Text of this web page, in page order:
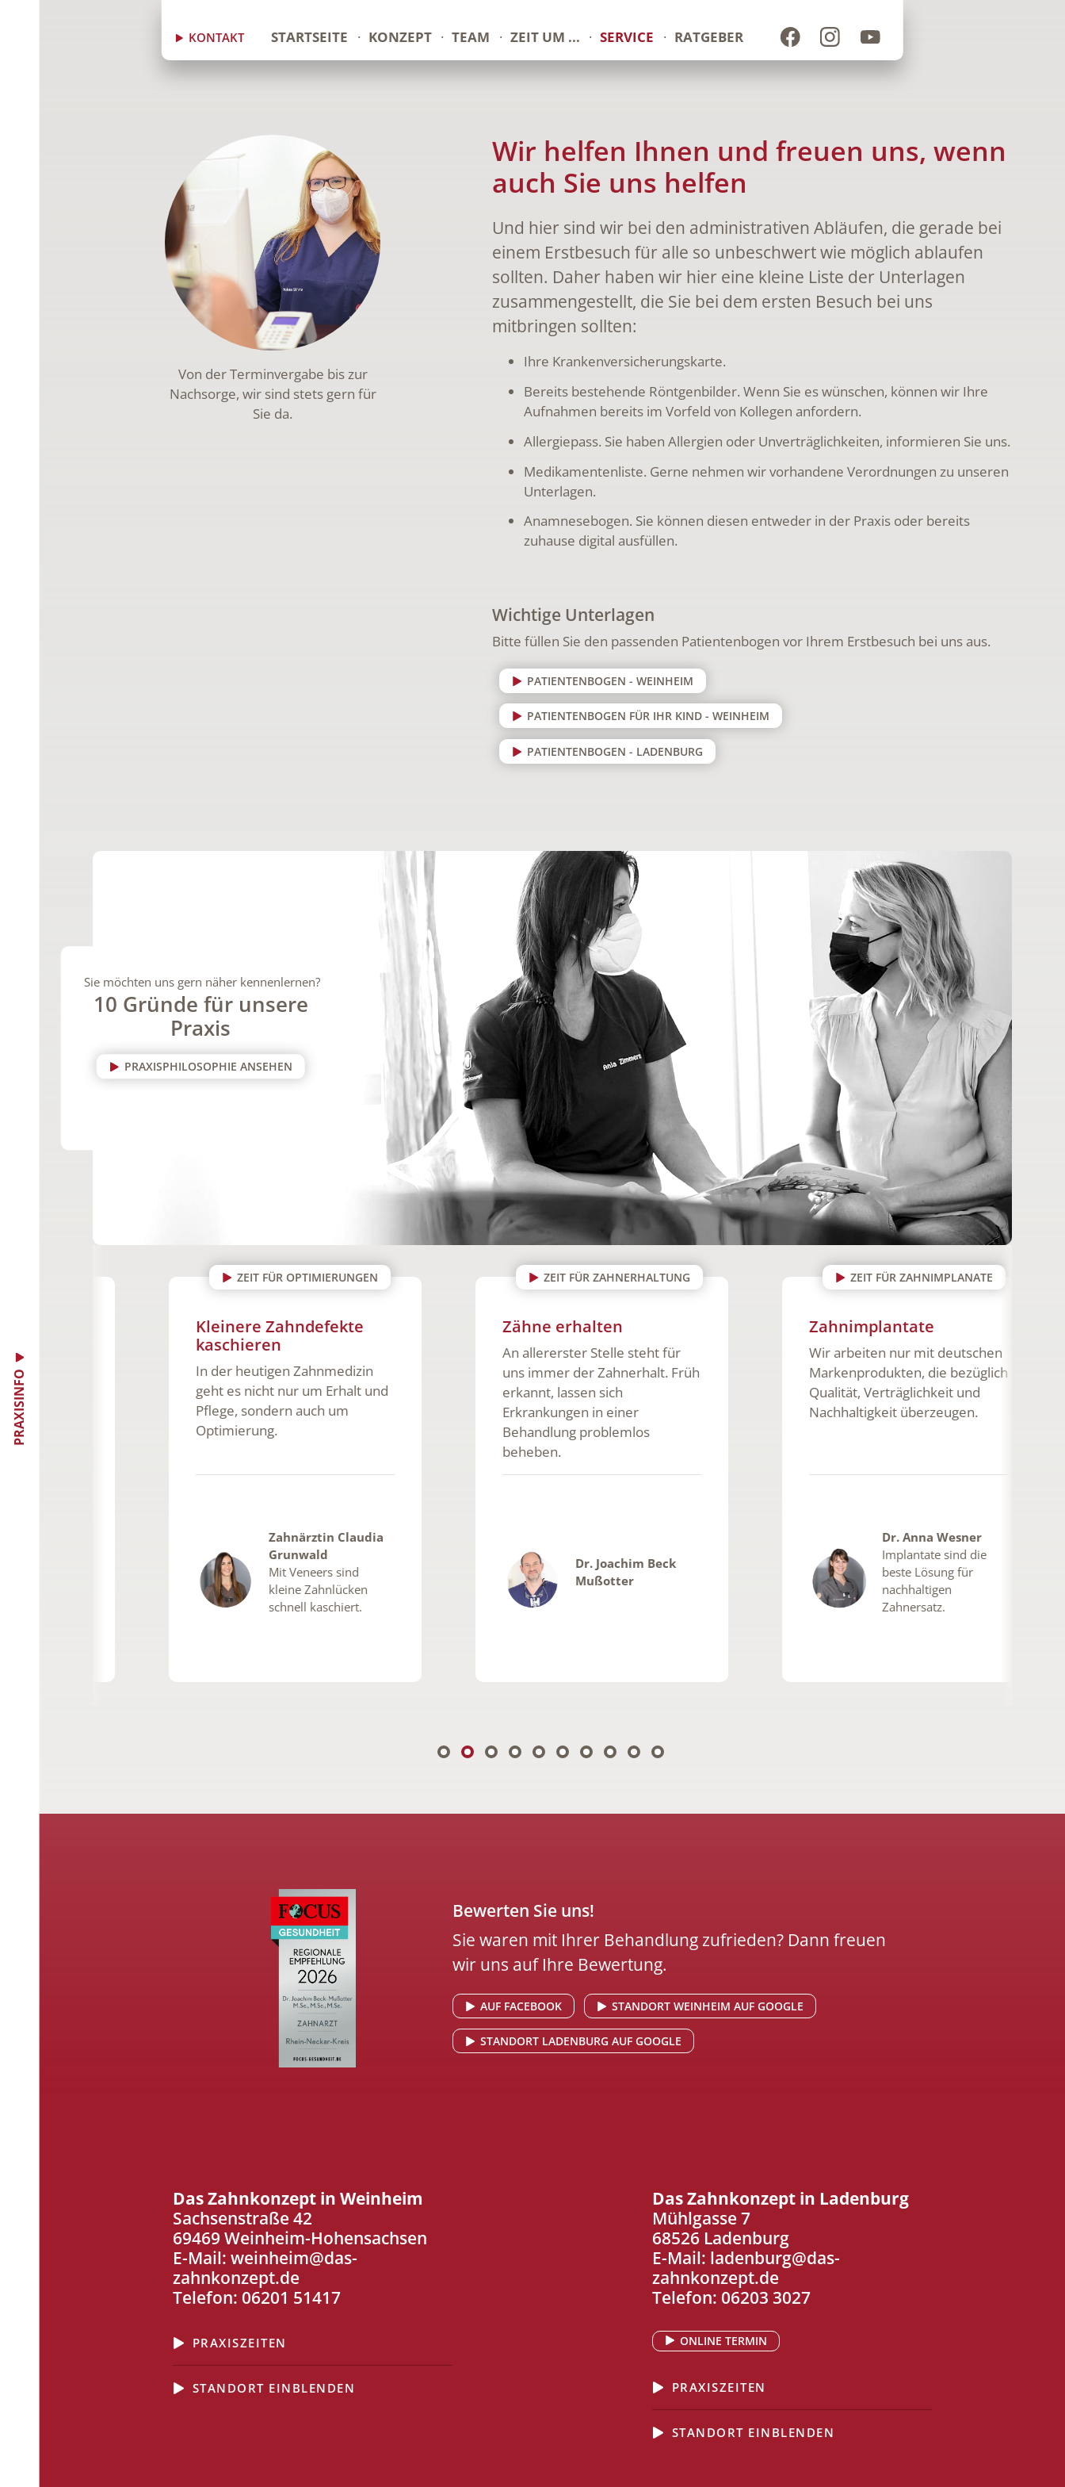
KONTAKT STARTSEITE KONZEPT TEAM ZEIT UM ... SERVICE RATGEBER
Von der Terminvergabe bis zur
Nachsorge, wir sind stets gern für
Sie da.
Wir helfen Ihnen und freuen uns, wenn
auch Sie uns helfen
Und hier sind wir bei den administrativen Abläufen, die gerade bei
einem Erstbesuch für alle so unbeschwert wie möglich ablaufen
sollten. Daher haben wir hier eine kleine Liste der Unterlagen
zusammengestellt, die Sie bei dem ersten Besuch bei uns
mitbringen sollten:
Ihre Krankenversicherungskarte.
Bereits bestehende Röntgenbilder. Wenn Sie es wünschen, können wir Ihre
Aufnahmen bereits im Vorfeld von Kollegen anfordern.
Allergiepass. Sie haben Allergien oder Unverträglichkeiten, informieren Sie uns.
Medikamentenliste. Gerne nehmen wir vorhandene Verordnungen zu unseren
Unterlagen.
Anamnesebogen. Sie können diesen entweder in der Praxis oder bereits
zuhause digital ausfüllen.
Wichtige Unterlagen
Bitte füllen Sie den passenden Patientenbogen vor Ihrem Erstbesuch bei uns aus.
PATIENTENBOGEN - WEINHEIM
PATIENTENBOGEN FÜR IHR KIND - WEINHEIM
PATIENTENBOGEN - LADENBURG
Sie möchten uns gern näher kennenlernen?
10 Gründe für unsere
Praxis
PRAXISPHILOSOPHIE ANSEHEN
ZEIT FÜR OPTIMIERUNGEN
Kleinere Zahndefekte
kaschieren
In der heutigen Zahnmedizin
geht es nicht nur um Erhalt und
Pflege, sondern auch um
Optimierung.
Zahnärztin Claudia
Grunwald
Mit Veneers sind
kleine Zahnlücken
schnell kaschiert.
ZEIT FÜR ZAHNERHALTUNG
Zähne erhalten
An allererster Stelle steht für
uns immer der Zahnerhalt. Früh
erkannt, lassen sich
Erkrankungen in einer
Behandlung problemlos
beheben.
Dr. Joachim Beck
Mußotter
ZEIT FÜR ZAHNIMPLANATE
Zahnimplantate
Wir arbeiten nur mit deutschen
Markenprodukten, die bezüglich
Qualität, Verträglichkeit und
Nachhaltigkeit überzeugen.
Dr. Anna Wesner
Implantate sind die
beste Lösung für
nachhaltigen
Zahnersatz.
Bewerten Sie uns!
Sie waren mit Ihrer Behandlung zufrieden? Dann freuen
wir uns auf Ihre Bewertung.
AUF FACEBOOK STANDORT WEINHEIM AUF GOOGLE
STANDORT LADENBURG AUF GOOGLE
Das Zahnkonzept in Weinheim
Sachsenstraße 42
69469 Weinheim-Hohensachsen
E-Mail: weinheim@das-
zahnkonzept.de
Telefon: 06201 51417
PRAXISZEITEN
STANDORT EINBLENDEN
Das Zahnkonzept in Ladenburg
Mühlgasse 7
68526 Ladenburg
E-Mail: ladenburg@das-
zahnkonzept.de
Telefon: 06203 3027
ONLINE TERMIN
PRAXISZEITEN
STANDORT EINBLENDEN
PRAXISINFO